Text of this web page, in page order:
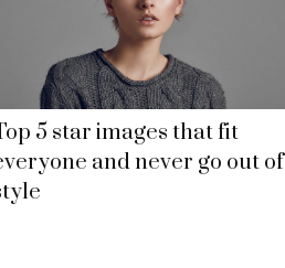
5 star images that fit
and never go out of